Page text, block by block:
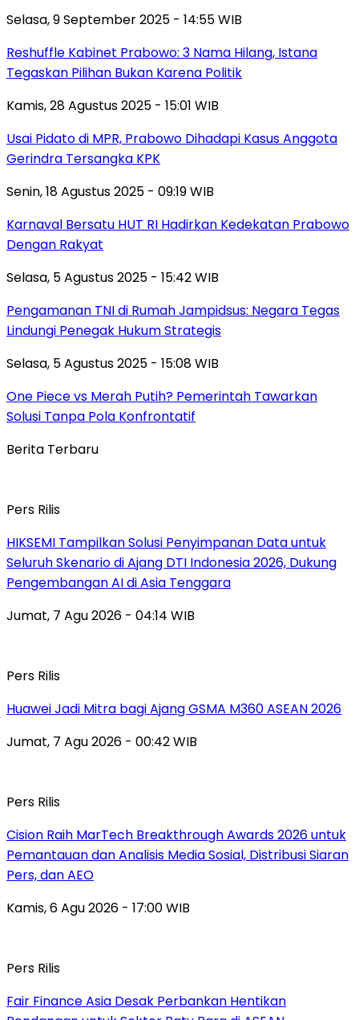
Selasa, 9 September 2025 - 14:55 WIB
Reshuffle Kabinet Prabowo: 3 Nama Hilang, Istana
Tegaskan Pilihan Bukan Karena Politik
Kamis, 28 Agustus 2025 - 15:01 WIB
Usai Pidato di MPR, Prabowo Dihadapi Kasus Anggota
Gerindra Tersangka KPK
Senin, 18 Agustus 2025 - 09:19 WIB
Karnaval Bersatu HUT RI Hadirkan Kedekatan Prabowo
Dengan Rakyat
Selasa, 5 Agustus 2025 - 15:42 WIB
Pengamanan TNI di Rumah Jampidsus: Negara Tegas
Lindungi Penegak Hukum Strategis
Selasa, 5 Agustus 2025 - 15:08 WIB
One Piece vs Merah Putih? Pemerintah Tawarkan
Solusi Tanpa Pola Konfrontatif
Berita Terbaru
Pers Rilis
HIKSEMI Tampilkan Solusi Penyimpanan Data untuk
Seluruh Skenario di Ajang DTI Indonesia 2026, Dukung
Pengembangan AI di Asia Tenggara
Jumat, 7 Agu 2026 - 04:14 WIB
Pers Rilis
Huawei Jadi Mitra bagi Ajang GSMA M360 ASEAN 2026
Jumat, 7 Agu 2026 - 00:42 WIB
Pers Rilis
Cision Raih MarTech Breakthrough Awards 2026 untuk
Pemantauan dan Analisis Media Sosial, Distribusi Siaran
Pers, dan AEO
Kamis, 6 Agu 2026 - 17:00 WIB
Pers Rilis
Fair Finance Asia Desak Perbankan Hentikan